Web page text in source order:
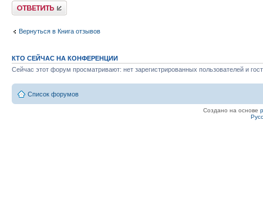
Ответить
Вернуться в Книга отзывов
КТО СЕЙЧАС НА КОНФЕРЕНЦИИ
Сейчас этот форум просматривают: нет зарегистрированных пользователей и
Список форумов
Создано на основе